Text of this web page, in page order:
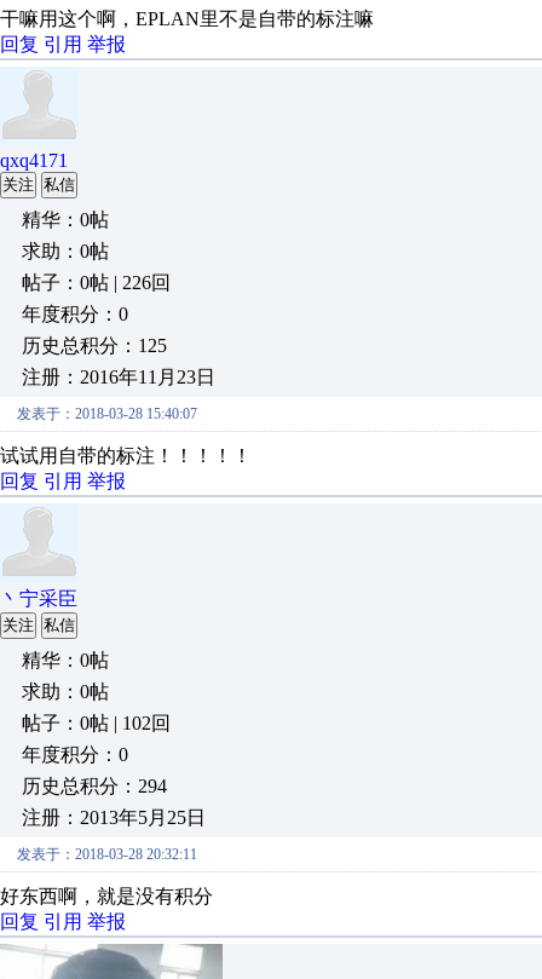
干嘛用这个啊，EPLAN里不是自带的标注嘛
回复 引用 举报
qxq4171
关注 私信
精华：0帖
求助：0帖
帖子：0帖 | 226回
年度积分：0
历史总积分：125
注册：2016年11月23日
发表于：2018-03-28 15:40:07
试试用自带的标注！！！！！
回复 引用 举报
丶宁采臣
关注 私信
精华：0帖
求助：0帖
帖子：0帖 | 102回
年度积分：0
历史总积分：294
注册：2013年5月25日
发表于：2018-03-28 20:32:11
好东西啊，就是没有积分
回复 引用 举报